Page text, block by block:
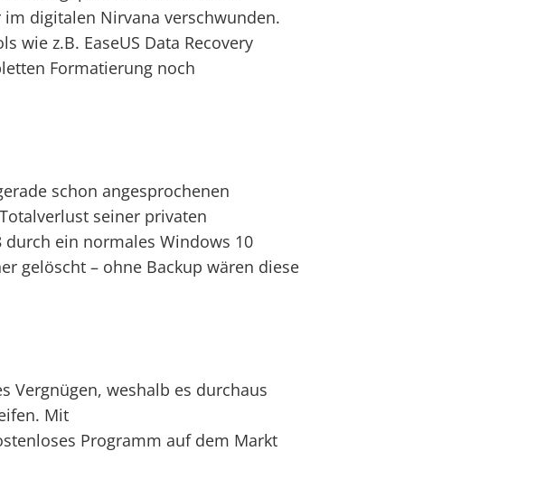
digitalen Nirvana verschwunden.
wie z.B. EaseUS Data Recovery
Formatierung noch
schon angesprochenen
seiner privaten
ein normales Windows 10
gelöscht – ohne Backup wären diese
Vergnügen, weshalb es durchaus
Mit
Programm auf dem Markt